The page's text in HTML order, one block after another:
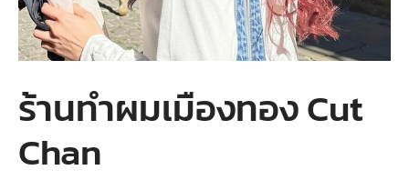
ร้านทำผมเมืองทอง Cut
Chan